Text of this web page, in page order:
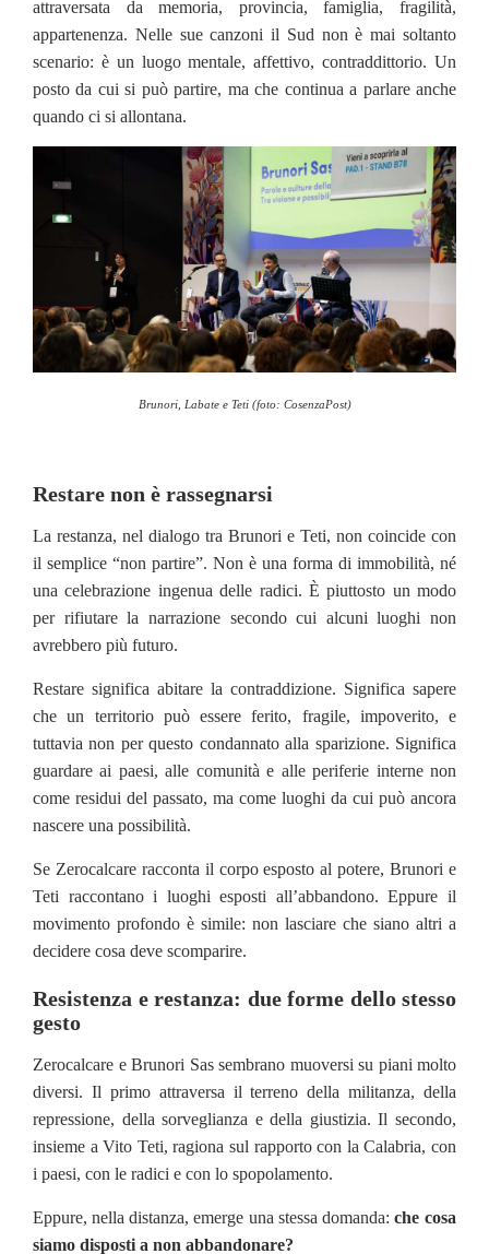
attraversata da memoria, provincia, famiglia, fragilità,
appartenenza. Nelle sue canzoni il Sud non è mai soltanto
scenario: è un luogo mentale, affettivo, contraddittorio. Un
posto da cui si può partire, ma che continua a parlare anche
quando ci si allontana.
Brunori, Labate e Teti (foto: CosenzaPost)
Restare non è rassegnarsi
La restanza, nel dialogo tra Brunori e Teti, non coincide con
il semplice “non partire”. Non è una forma di immobilità, né
una celebrazione ingenua delle radici. È piuttosto un modo
per rifiutare la narrazione secondo cui alcuni luoghi non
avrebbero più futuro.
Restare significa abitare la contraddizione. Significa sapere
che un territorio può essere ferito, fragile, impoverito, e
tuttavia non per questo condannato alla sparizione. Significa
guardare ai paesi, alle comunità e alle periferie interne non
come residui del passato, ma come luoghi da cui può ancora
nascere una possibilità.
Se Zerocalcare racconta il corpo esposto al potere, Brunori e
Teti raccontano i luoghi esposti all’abbandono. Eppure il
movimento profondo è simile: non lasciare che siano altri a
decidere cosa deve scomparire.
Resistenza e restanza: due forme dello stesso
gesto
Zerocalcare e Brunori Sas sembrano muoversi su piani molto
diversi. Il primo attraversa il terreno della militanza, della
repressione, della sorveglianza e della giustizia. Il secondo,
insieme a Vito Teti, ragiona sul rapporto con la Calabria, con
i paesi, con le radici e con lo spopolamento.
Eppure, nella distanza, emerge una stessa domanda: che cosa
siamo disposti a non abbandonare?